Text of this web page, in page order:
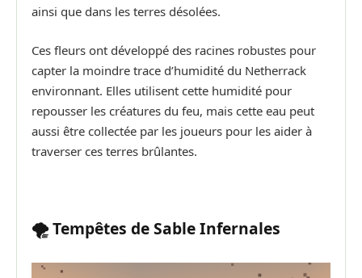
ainsi que dans les terres désolées.
Ces fleurs ont développé des racines robustes pour
capter la moindre trace d’humidité du Netherrack
environnant. Elles utilisent cette humidité pour
repousser les créatures du feu, mais cette eau peut
aussi être collectée par les joueurs pour les aider à
traverser ces terres brûlantes.
🌪️ Tempêtes de Sable Infernales